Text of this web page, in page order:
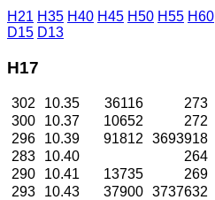
H21 H35 H40 H45 H50 H55 H60
D15 D13
H17
302 10.35 36116 273
300
10.37 10652 272
296
10.39 91812 3693918
283
10.40 264
290
10.41 13735 269
293
10.43 37900 3737632